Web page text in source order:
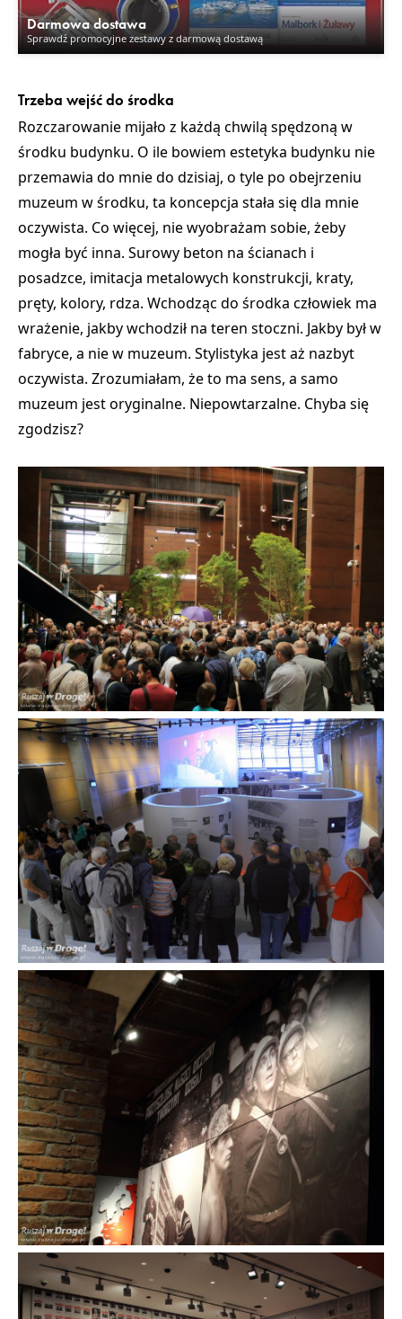
Darmowa dostawa
Sprawdź promocyjne zestawy z darmową dostawą
Trzeba wejść do środka
Rozczarowanie mijało z każdą chwilą spędzoną w
środku budynku. O ile bowiem estetyka budynku nie
przemawia do mnie do dzisiaj, o tyle po obejrzeniu
muzeum w środku, ta koncepcja stała się dla mnie
oczywista. Co więcej, nie wyobrażam sobie, żeby
mogła być inna. Surowy beton na ścianach i
posadzce, imitacja metalowych konstrukcji, kraty,
pręty, kolory, rdza. Wchodząc do środka człowiek ma
wrażenie, jakby wchodził na teren stoczni. Jakby był w
fabryce, a nie w muzeum. Stylistyka jest aż nazbyt
oczywista. Zrozumiałam, że to ma sens, a samo
muzeum jest oryginalne. Niepowtarzalne. Chyba się
zgodzisz?